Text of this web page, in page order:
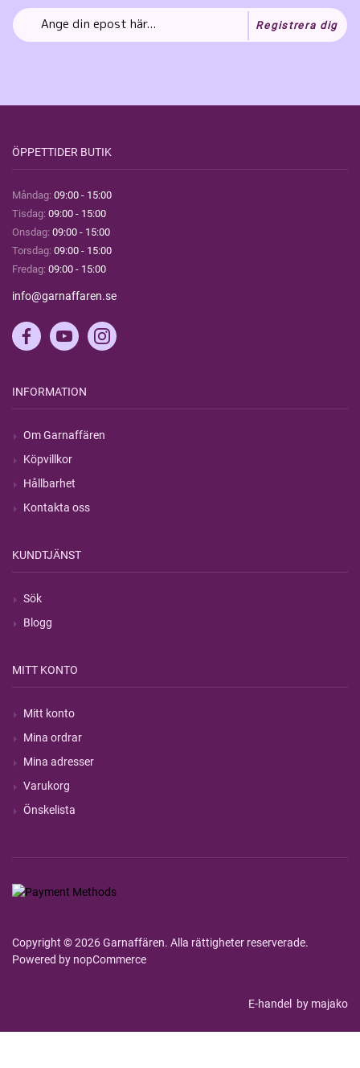
Registrera dig
ÖPPETTIDER BUTIK
Måndag: 09:00 - 15:00
Tisdag: 09:00 - 15:00
Onsdag: 09:00 - 15:00
Torsdag: 09:00 - 15:00
Fredag: 09:00 - 15:00
info@garnaffaren.se
INFORMATION
Om Garnaffären
Köpvillkor
Hållbarhet
Kontakta oss
KUNDTJÄNST
Sök
Blogg
MITT KONTO
Mitt konto
Mina ordrar
Mina adresser
Varukorg
Önskelista
Copyright © 2026 Garnaffären. Alla rättigheter reserverade.
Powered by nopCommerce
E-handel by majako